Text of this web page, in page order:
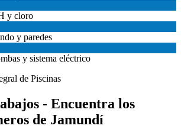
y cloro
y paredes
y sistema eléctrico
- Encuentra los
de Jamundí